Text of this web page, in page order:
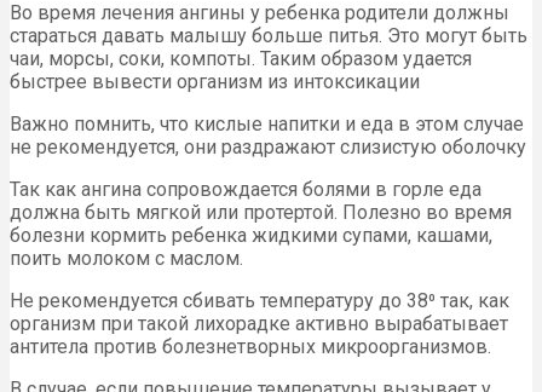
Во время лечения ангины у ребенка родители должны
стараться давать малышу больше питья. Это могут быть
чаи, морсы, соки, компоты. Таким образом удается
быстрее вывести организм из интоксикации
Важно помнить, что кислые напитки и еда в этом случае
не рекомендуется, они раздражают слизистую оболочку
Так как ангина сопровождается болями в горле еда
должна быть мягкой или протертой. Полезно во время
болезни кормить ребенка жидкими супами, кашами,
поить молоком с маслом.
Не рекомендуется сбивать температуру до 38⁰ так, как
организм при такой лихорадке активно вырабатывает
антитела против болезнетворных микроорганизмов.